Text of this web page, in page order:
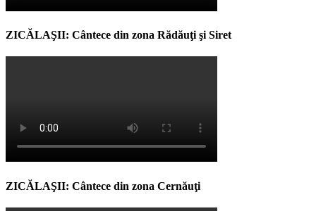
ZICĂLAŞII: Cântece din zona Rădăuţi şi Siret
ZICĂLAŞII: Cântece din zona Cernăuţi